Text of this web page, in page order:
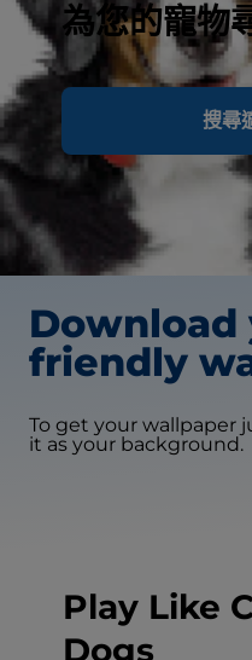
為您的寵物
搜尋
Download
friendly
To get your wallpaper
it as your background.
Play Like
Dogs